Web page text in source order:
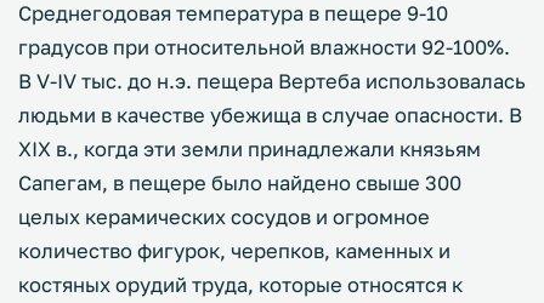
Среднегодовая температура в пещере 9-10
градусов при относительной влажности 92-100%.
В V-IV тыс. до н.э. пещера Вертеба использовалась
людьми в качестве убежища в случае опасности. В
XIX в., когда эти земли принадлежали князьям
Сапегам, в пещере было найдено свыше 300
целых керамических сосудов и огромное
количество фигурок, черепков, каменных и
костяных орудий труда, которые относятся к